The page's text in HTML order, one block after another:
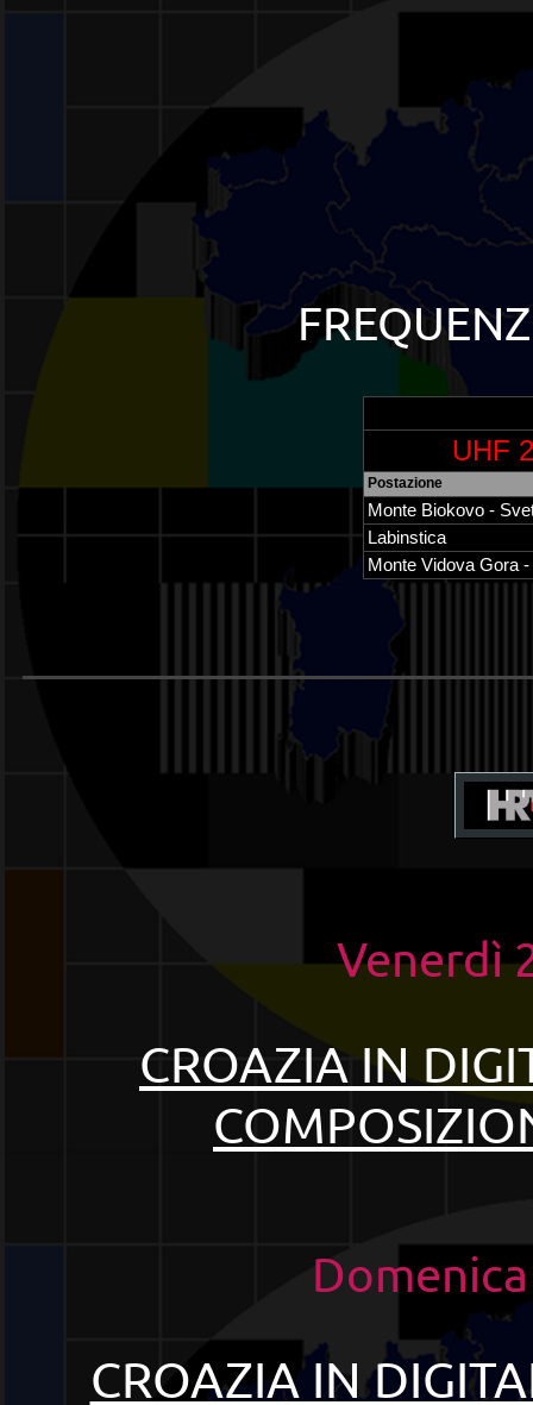
UHF
Postazione
Monte Biokovo -
Labinstica
Monte Vidova Gora
Venerdì
CROAZIA IN
CROAZIA IN